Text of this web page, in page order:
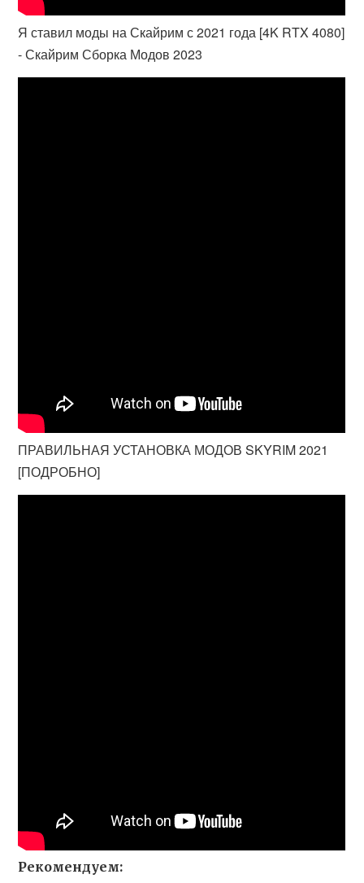
Я ставил моды на Скайрим с 2021 года [4K RTX 4080]
- Скайрим Сборка Модов 2023
ПРАВИЛЬНАЯ УСТАНОВКА МОДОВ SKYRIM 2021
[ПОДРОБНО]
Рекомендуем: